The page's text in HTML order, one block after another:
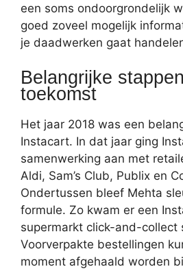
een soms ondoorgrondelijk
goed zoveel mogelijk
je daadwerken gaat
Belangrijke
toekomst
Het jaar 2018 was een
Instacart. In dat jaar ging
samenwerking aan met
Aldi, Sam’s Club, Publix en
Ondertussen bleef Mehta
formule. Zo kwam er een
supermarkt click-and-collect
Voorverpakte bestellingen
moment afgehaald worden